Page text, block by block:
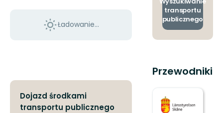
Ładowanie...
Dojazd środkami
transportu publicznego
transportu
publicznego
Przewodniki